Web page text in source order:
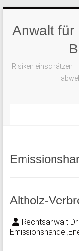
content
Anwalt für
Risiken einschätzen
Altholz-
Rechtsanwalt
Emissionshandel,